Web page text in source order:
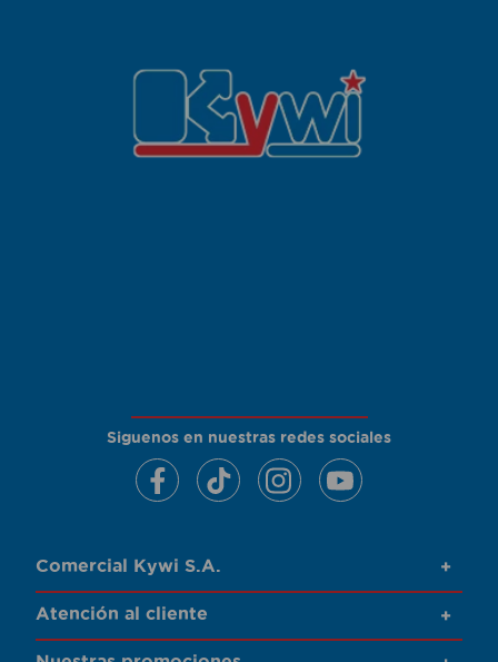
Siguenos en nuestras redes sociales
Comercial Kywi S.A. +
Atención al cliente +